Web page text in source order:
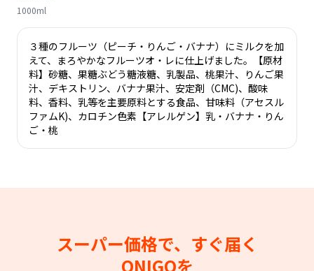
1000ml
３種のフルーツ（ピーチ・りんご・バナナ）にミルクを加
えて、まろやかなフルーツオ・レに仕上げました。【原材
料】砂糖、果糖ぶどう糖液糖、乳製品、桃果汁、りんご果
汁、デキストリン、バナナ果汁、安定剤（CMC)、酸味
料、香料、乳等を主要原料とする食品、甘味料（アセスル
ファムK)、カロチン色素【アレルゲン】乳・バナナ・りん
ご・桃
スーパー価格で、すぐ届く
ONIGOを